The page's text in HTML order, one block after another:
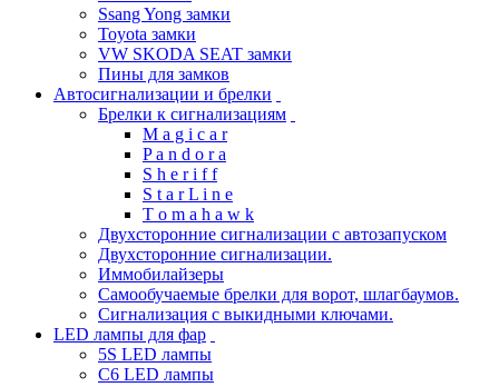
Ssang Yong замки
Toyota замки
VW SKODA SEAT замки
Пины для замков
Автосигнализации и брелки
Брелки к сигнализациям
M a g i c a r
P a n d o r a
S h e r i f f
S t a r L i n e
T o m a h a w k
Двухсторонние сигнализации с автозапуском
Двухсторонние сигнализации.
Иммобилайзеры
Самообучаемые брелки для ворот, шлагбаумов.
Сигнализация с выкидными ключами.
LED лампы для фар
5S LED лампы
C6 LED лампы